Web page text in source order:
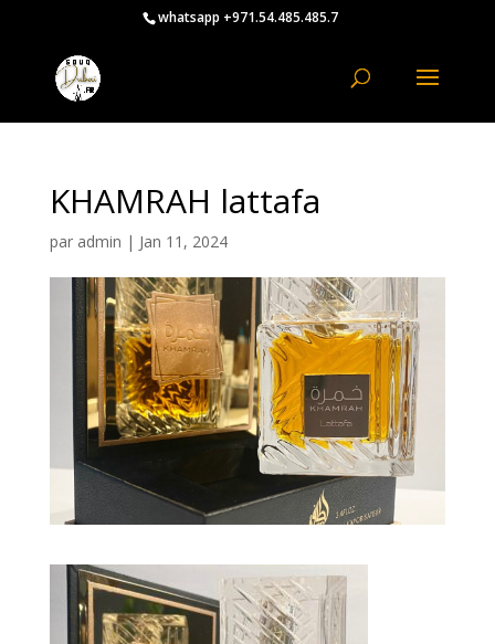
whatsapp +971.54.485.485.7
KHAMRAH lattafa
par admin | Jan 11, 2024